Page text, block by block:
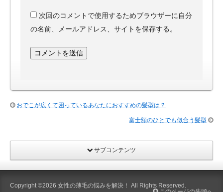
次回のコメントで使用するためブラウザーに自分
の名前、メールアドレス、サイトを保存する。
おでこが広くて困っているあなたにおすすめの髪型は？
富士額のひとでも似合う髪型
サブコンテンツ
Copyright ©2026 女性の薄毛の悩みを解決！ All Rights Reserved.